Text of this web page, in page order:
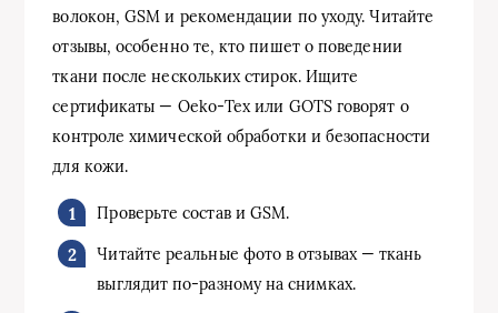
волокон, GSM и рекомендации по уходу. Читайте
отзывы, особенно те, кто пишет о поведении
ткани после нескольких стирок. Ищите
сертификаты — Oeko‑Tex или GOTS говорят о
контроле химической обработки и безопасности
для кожи.
Проверьте состав и GSM.
Читайте реальные фото в отзывах — ткань
выглядит по‑разному на снимках.